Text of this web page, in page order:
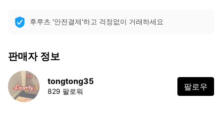
후루츠 '안전결제'하고 걱정없이 거래하세요
판매자 정보
tongtong35
829 팔로워 팔로우